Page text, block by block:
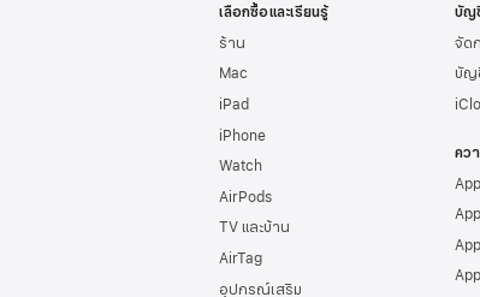
เลือกซื้อและเรียนรู้
ร้าน
Mac
iPad
iPhone
Watch
AirPods
TV และบ้าน
AirTag
อุปกรณ์เสริม
บัญ
จัด
บัญ
คว